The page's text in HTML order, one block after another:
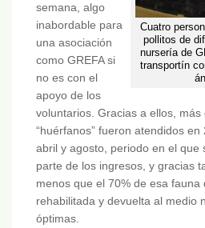
Cuatro
pollitos de
nursería de
transportín
semana, algo
inabordable para
una asociación
como GREFA si
no es con el
apoyo de los
voluntarios. Gracias a ellos,
“huérfanos” fueron atendidos en
abril y agosto, periodo en el que
parte de los ingresos, y gracias
menos que el 70% de esa fauna
rehabilitada y devuelta al medio
óptimas.